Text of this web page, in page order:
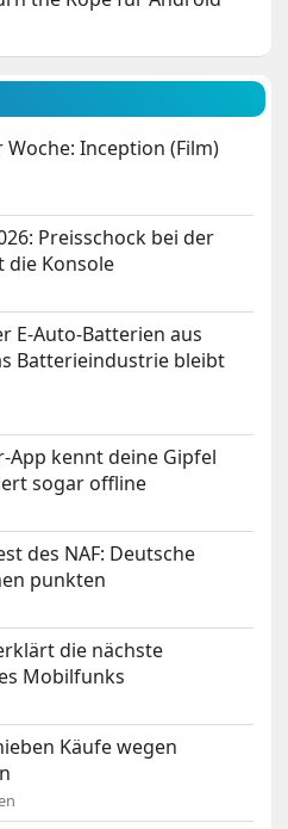
Woche: Inception (Film)
Preisschock bei der
die Konsole
E-Auto-Batterien aus
Batterieindustrie bleibt
App kennt deine Gipfel
sogar offline
des NAF: Deutsche
punkten
die nächste
Mobilfunks
Käufe wegen